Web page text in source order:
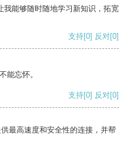
我能够随时随地学习新知识，拓宽
支持[0] 反对[0]
能忘怀。
支持[0] 反对[0]
最高速度和安全性的连接，并帮